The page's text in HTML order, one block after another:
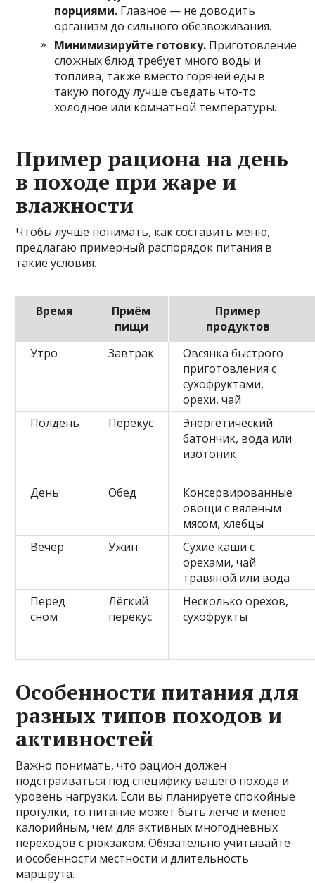
порциями. Главное — не доводить
организм до сильного обезвоживания.
Минимизируйте готовку. Приготовление
сложных блюд требует много воды и
топлива, также вместо горячей еды в
такую погоду лучше съедать что-то
холодное или комнатной температуры.
Пример рациона на день
в походе при жаре и
влажности
Чтобы лучше понимать, как составить меню,
предлагаю примерный распорядок питания в
такие условия.
Время
Приём
пищи
Пример
продуктов
Утро
Завтрак
Овсянка быстрого
приготовления с
сухофруктами,
орехи, чай
Полдень
Перекус
Энергетический
батончик, вода или
изотоник
День Обед
Консервированные
овощи с вяленым
мясом, хлебцы
Вечер
Ужин
Сухие каши с
орехами, чай
травяной или вода
Перед
сном
Лёгкий
перекус
Несколько орехов,
сухофрукты
Особенности питания для
разных типов походов и
активностей
Важно понимать, что рацион должен
подстраиваться под специфику вашего похода и
уровень нагрузки. Если вы планируете спокойные
прогулки, то питание может быть легче и менее
калорийным, чем для активных многодневных
переходов с рюкзаком. Обязательно учитывайте
и особенности местности и длительность
маршрута.